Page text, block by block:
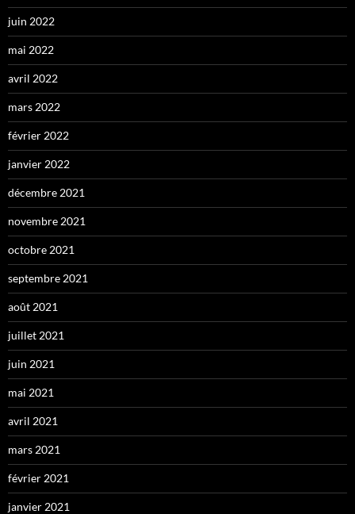
juin 2022
mai 2022
avril 2022
mars 2022
février 2022
janvier 2022
décembre 2021
novembre 2021
octobre 2021
septembre 2021
août 2021
juillet 2021
juin 2021
mai 2021
avril 2021
mars 2021
février 2021
janvier 2021